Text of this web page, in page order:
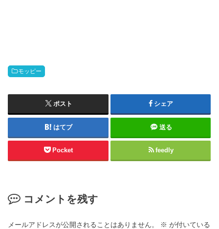
モッピー
ポスト シェア
はてブ 送る
Pocket feedly
コメントを残す
メールアドレスが公開されることはありません。 ※ が付いている